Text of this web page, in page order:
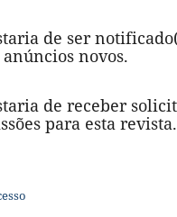
novos.
para esta revista.